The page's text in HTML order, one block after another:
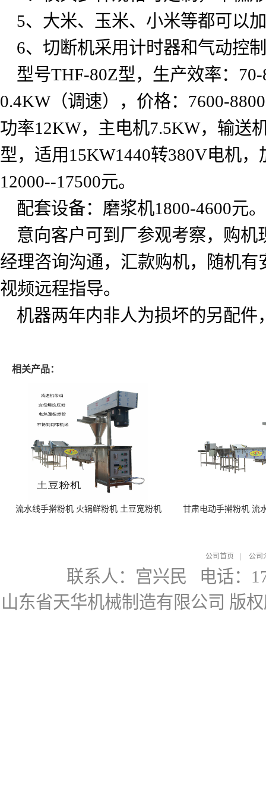
5、大米、玉米、小米等都可以
6、切断机采用计时器和气动控
型号THF-80Z型，生产效率：
0.4KW（调速），价格： 7600-8800
功率12KW，主电机7.5KW，输送
型，适用 15KW1440转380V电机，
12000--17500元。
配套设备：磨浆机1800-4600元。
意向客户可到厂参观考察，购
经理咨询沟通，汇款购机，随机
视频远程指导。
机器两年内非人为损坏的另配件
相关产品：
流水线手擀粉机 火锅鲜粉机 土豆宽粉机 甘肃电动手擀粉机 流
公司首页 公司
联系人：宫兴民 电话：
山东省天华机械制造有限公司 版